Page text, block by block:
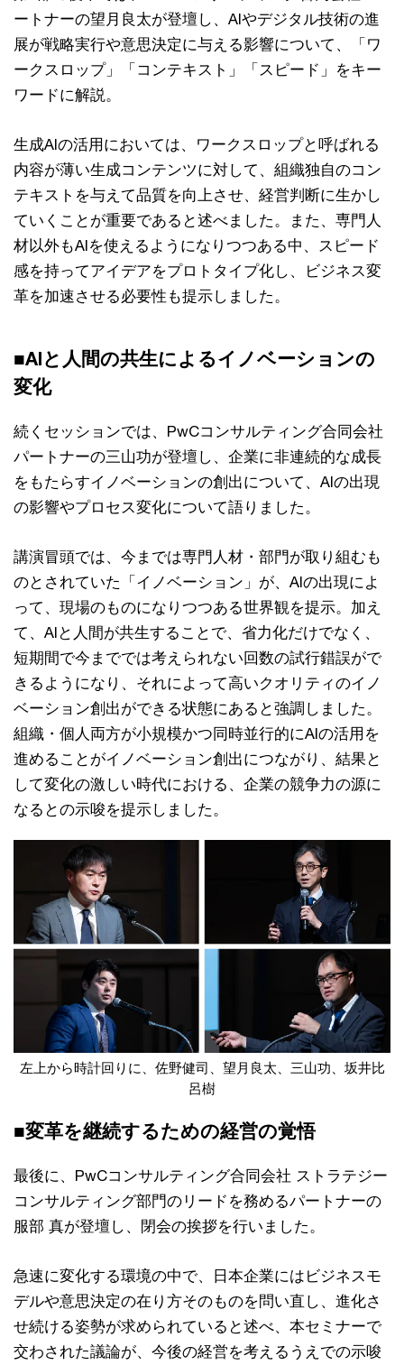
ートナーの望月良太が登壇し、AIやデジタル技術の進
展が戦略実行や意思決定に与える影響について、「ワ
ークスロップ」「コンテキスト」「スピード」をキー
ワードに解説。
生成AIの活用においては、ワークスロップと呼ばれる
内容が薄い生成コンテンツに対して、組織独自のコン
テキストを与えて品質を向上させ、経営判断に生かし
ていくことが重要であると述べました。また、専門人
材以外もAIを使えるようになりつつある中、スピード
感を持ってアイデアをプロトタイプ化し、ビジネス変
革を加速させる必要性も提示しました。
■AIと人間の共生によるイノベーションの
変化
続くセッションでは、PwCコンサルティング合同会社
パートナーの三山功が登壇し、企業に非連続的な成長
をもたらすイノベーションの創出について、AIの出現
の影響やプロセス変化について語りました。
講演冒頭では、今までは専門人材・部門が取り組むも
のとされていた「イノベーション」が、AIの出現によ
って、現場のものになりつつある世界観を提示。加え
て、AIと人間が共生することで、省力化だけでなく、
短期間で今まででは考えられない回数の試行錯誤がで
きるようになり、それによって高いクオリティのイノ
ベーション創出ができる状態にあると強調しました。
組織・個人両方が小規模かつ同時並行的にAIの活用を
進めることがイノベーション創出につながり、結果と
して変化の激しい時代における、企業の競争力の源に
なるとの示唆を提示しました。
左上から時計回りに、佐野健司、望月良太、三山功、坂井比
呂樹
■変革を継続するための経営の覚悟
最後に、PwCコンサルティング合同会社 ストラテジー
コンサルティング部門のリードを務めるパートナーの
服部 真が登壇し、閉会の挨拶を行いました。
急速に変化する環境の中で、日本企業にはビジネスモ
デルや意思決定の在り方そのものを問い直し、進化さ
せ続ける姿勢が求められていると述べ、本セミナーで
交わされた議論が、今後の経営を考えるうえでの示唆